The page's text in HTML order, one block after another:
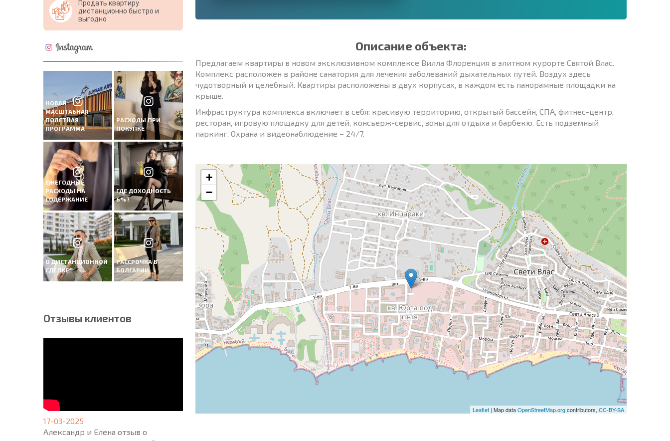
Продать квартиру
дистанционно быстро и
выгодно
НОВАЯ
МАСШТАБНАЯ
ПОЛЕТНАЯ
ПРОГРАММА
РАСХОДЫ ПРИ
ПОКУПКЕ
ЕЖЕГОДНЫЕ
РАСХОДЫ НА
СОДЕРЖАНИЕ
ГДЕ ДОХОДНОСТЬ
6%?
О ДИСТАНЦИОННОЙ
СДЕЛКЕ
РАССРОЧКА В
БОЛГАРИИ
Отзывы клиентов
17-03-2025
Александр и Елена отзыв о
Описание объекта:
Предлагаем квартиры в новом эксклюзивном комплексе Вилла Флоренция в элитном курорте Святой Влас.
Комплекс расположен в районе санатория для лечения заболеваний дыхательных путей. Воздух здесь
чудотворный и целебный. Квартиры расположены в двух корпусах, в каждом есть панорамные площадки на
крыше.
Инфраструктура комплекса включает в себя: красивую территорию, открытый бассейн, СПА, фитнес-центр,
ресторан, игровую площадку для детей, консьерж-сервис, зоны для отдыха и барбекю. Есть подземный
паркинг. Охрана и видеонаблюдение – 24/7.
+
−
Leaflet | Map dataOpenStreetMap.orgcontributors, CC-BY-SA